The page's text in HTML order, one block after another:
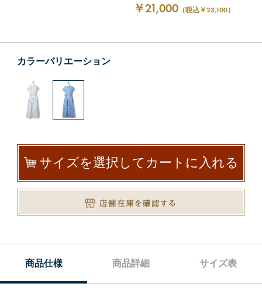
￥21,000 （税込￥23,100）
カラーバリエーション
サイズを選択してカートに入れる
商品仕様 商品詳細 サイズ表